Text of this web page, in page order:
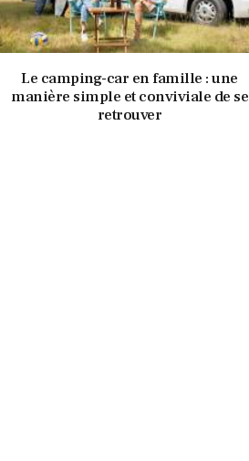
8 août 2020 339Views
0Likes
Le camping-car en famille : une
manière simple et conviviale de se
retrouver